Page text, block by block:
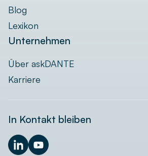
Blog
Lexikon
Unternehmen
Über askDANTE
Karriere
In Kontakt bleiben